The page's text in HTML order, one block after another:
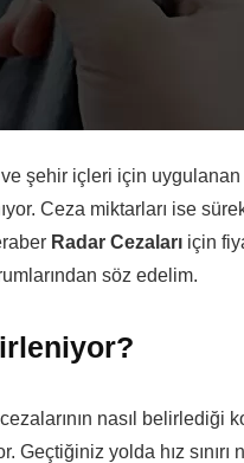
içleri için uygulanan
Ceza miktarları ise
Radar Cezaları için
söz edelim.
nasıl belirlediği
Geçtiğiniz yolda hız sınırı